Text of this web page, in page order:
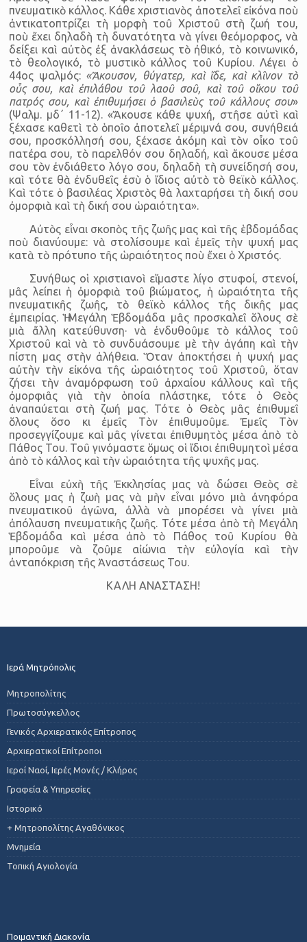
πνευματικὸ κάλλος. Κάθε χριστιανὸς ἀποτελεῖ εἰκόνα ποὺ
ἀντικατοπτρίζει τὴ μορφὴ τοῦ Χριστοῦ στὴ ζωή του,
ποὺ ἔχει δηλαδὴ τὴ δυνατότητα νὰ γίνει θεόμορφος, νὰ
δείξει καὶ αὐτὸς ἐξ ἀνακλάσεως τὸ ἠθικό, τὸ κοινωνικό,
τὸ θεολογικό, τὸ μυστικὸ κάλλος τοῦ Κυρίου. Λέγει ὁ
44ος ψαλμός: «Ἄκουσον, θύγατερ, καὶ ἴδε, καὶ κλῖνον τὸ
οὖς σου, καὶ ἐπιλάθου τοῦ λαοῦ σοῦ, καὶ τοῦ οἴκου τοῦ
πατρός σου, καὶ ἐπιθυμήσει ὁ βασιλεὺς τοῦ κάλλους σου»
(Ψαλμ. μδ΄ 11-12). «Ἄκουσε κάθε ψυχή, στῆσε αὐτὶ καὶ
ξέχασε καθετὶ τὸ ὁποῖο ἀποτελεῖ μέριμνά σου, συνήθειά
σου, προσκόλλησή σου, ξέχασε ἀκόμη καὶ τὸν οἶκο τοῦ
πατέρα σου, τὸ παρελθόν σου δηλαδή, καὶ ἄκουσε μέσα
σου τὸν ἐνδιάθετο λόγο σου, δηλαδὴ τὴ συνείδησή σου,
καὶ τότε θὰ ἐνδυθεῖς ἐσὺ ὁ ἴδιος αὐτὸ τὸ θεϊκὸ κάλλος.
Καὶ τότε ὁ βασιλέας Χριστὸς θὰ λαχταρήσει τὴ δική σου
ὀμορφιὰ καὶ τὴ δική σου ὡραιότητα».
Αὐτὸς εἶναι σκοπὸς τῆς ζωῆς μας καὶ τῆς ἑβδομάδας
ποὺ διανύουμε: νὰ στολίσουμε καὶ ἐμεῖς τὴν ψυχή μας
κατὰ τὸ πρότυπο τῆς ὡραιότητος ποὺ ἔχει ὁ Χριστός.
Συνήθως οἱ χριστιανοὶ εἴμαστε λίγο στυφοί, στενοί,
μᾶς λείπει ἡ ὀμορφιὰ τοῦ βιώματος, ἡ ὡραιότητα τῆς
πνευματικῆς ζωῆς, τὸ θεϊκὸ κάλλος τῆς δικῆς μας
ἐμπειρίας. Ἡ Μεγάλη Ἑβδομάδα μᾶς προσκαλεῖ ὅλους σὲ
μιὰ ἄλλη κατεύθυνση· νὰ ἐνδυθοῦμε τὸ κάλλος τοῦ
Χριστοῦ καὶ νὰ τὸ συνδυάσουμε μὲ τὴν ἀγάπη καὶ τὴν
πίστη μας στὴν ἀλήθεια. Ὅταν ἀποκτήσει ἡ ψυχή μας
αὐτὴν τὴν εἰκόνα τῆς ὡραιότητος τοῦ Χριστοῦ, ὅταν
ζήσει τὴν ἀναμόρφωση τοῦ ἀρχαίου κάλλους καὶ τῆς
ὀμορφιᾶς γιὰ τὴν ὁποία πλάστηκε, τότε ὁ Θεὸς
ἀναπαύεται στὴ ζωή μας. Τότε ὁ Θεὸς μᾶς ἐπιθυμεῖ
ὅλους ὅσο κι ἐμεῖς Τὸν ἐπιθυμοῦμε. Ἐμεῖς Τὸν
προσεγγίζουμε καὶ μᾶς γίνεται ἐπιθυμητὸς μέσα ἀπὸ τὸ
Πάθος Του. Τοῦ γινόμαστε ὅμως οἱ ἴδιοι ἐπιθυμητοὶ μέσα
ἀπὸ τὸ κάλλος καὶ τὴν ὡραιότητα τῆς ψυχῆς μας.
Εἶναι εὐχὴ τῆς Ἐκκλησίας μας νὰ δώσει Θεὸς σὲ
ὅλους μας ἡ ζωὴ μας νὰ μὴν εἶναι μόνο μιὰ ἀνηφόρα
πνευματικοῦ ἀγῶνα, ἀλλὰ νὰ μπορέσει νὰ γίνει μιὰ
ἀπόλαυση πνευματικῆς ζωῆς. Τότε μέσα ἀπὸ τὴ Μεγάλη
Ἑβδομάδα καὶ μέσα ἀπὸ τὸ Πάθος τοῦ Κυρίου θὰ
μποροῦμε νὰ ζοῦμε αἰώνια τὴν εὐλογία καὶ τὴν
ἀνταπόκριση τῆς Ἀναστάσεως Του.
ΚΑΛΗ ΑΝΑΣΤΑΣΗ!
Ιερά Μητρόπολις
Μητροπολίτης
Πρωτοσύγκελλος
Γενικός Αρχιερατικός Επίτροπος
Αρχιερατικοί Επίτροποι
Ιεροί Ναοί, Ιερές Μονές / Κλήρος
Γραφεία & Υπηρεσίες
Ιστορικό
+ Μητροπολίτης Αγαθόνικος
Μνημεία
Τοπική Αγιολογία
Ποιμαντική Διακονία